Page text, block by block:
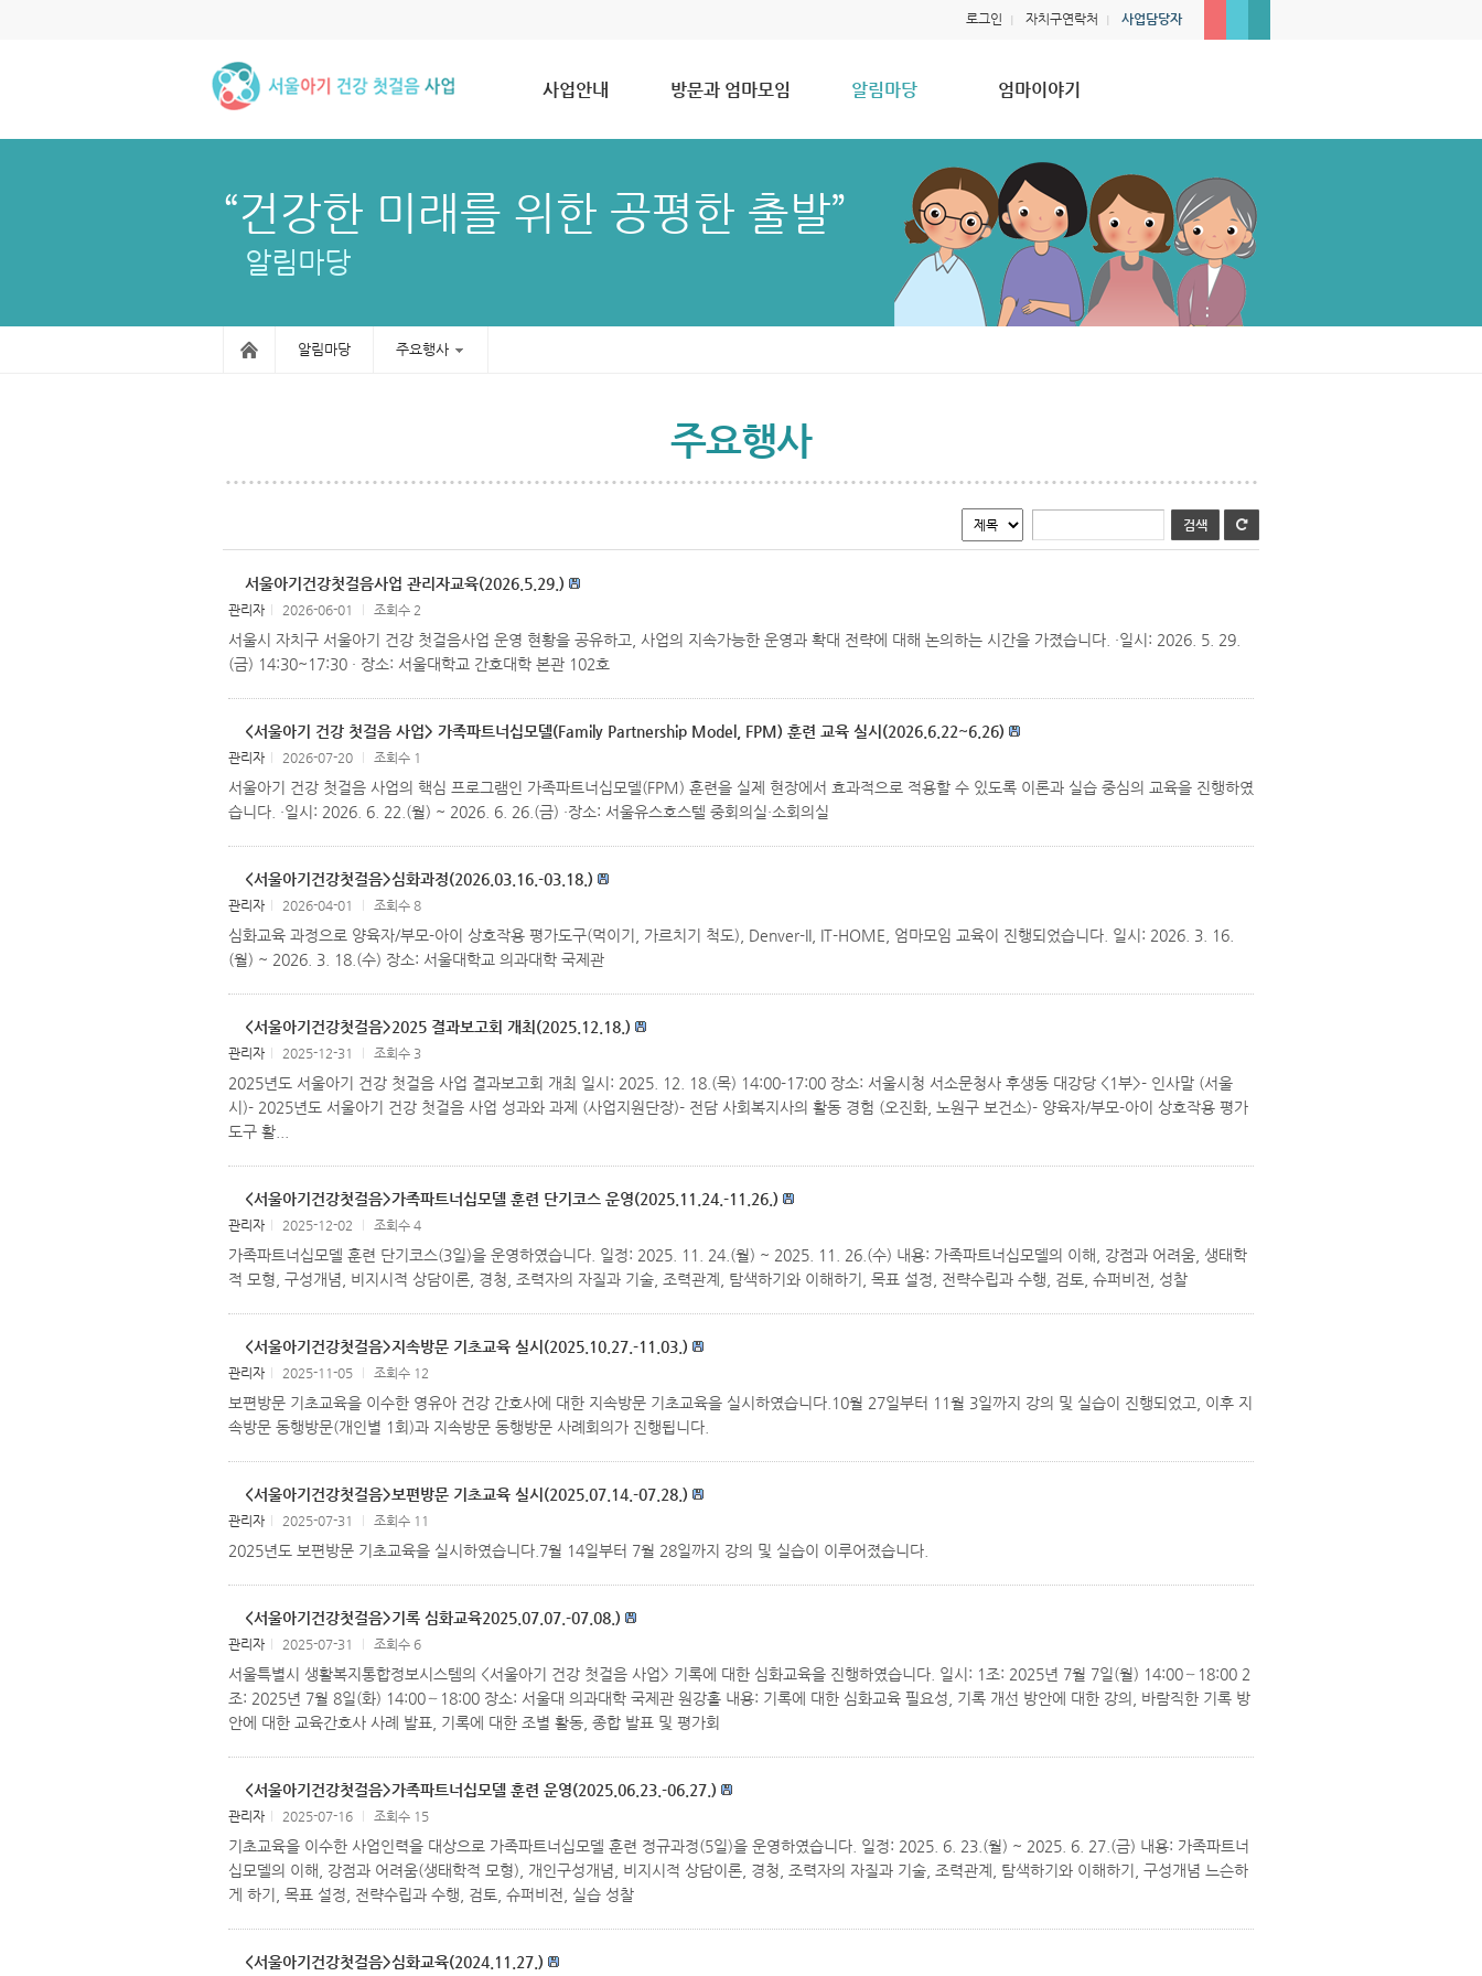
로그인 자치구연락처 사업담당자
사업안내 방문과 엄마모임 알림마당 엄마이야기
“건강한 미래를 위한 공평한 출발”
알림마당
알림마당 주요행사
주요행사
서울아기건강첫걸음사업 관리자교육(2026.5.29.)
관리자 2026-06-01 조회수 2
서울시 자치구 서울아기 건강 첫걸음사업 운영 현황을 공유하고, 사업의 지속가능한 운영과 확대 전략에 대해 논의하는 시간을 가졌습니다. ·일시: 2026. 5. 29.
(금) 14:30~17:30 · 장소: 서울대학교 간호대학 본관 102호
<서울아기 건강 첫걸음 사업> 가족파트너십모델(Family Partnership Model, FPM) 훈련 교육 실시(2026.6.22~6.26)
관리자 2026-07-20 조회수 1
서울아기 건강 첫걸음 사업의 핵심 프로그램인 가족파트너십모델(FPM) 훈련을 실제 현장에서 효과적으로 적용할 수 있도록 이론과 실습 중심의 교육을 진행하였
습니다. ·일시: 2026. 6. 22.(월) ~ 2026. 6. 26.(금) ·장소: 서울유스호스텔 중회의실·소회의실
<서울아기건강첫걸음>심화과정(2026.03.16.-03.18.)
관리자 2026-04-01 조회수 8
심화교육 과정으로 양육자/부모-아이 상호작용 평가도구(먹이기, 가르치기 척도), Denver-II, IT-HOME, 엄마모임 교육이 진행되었습니다. 일시: 2026. 3. 16.
(월) ~ 2026. 3. 18.(수) 장소: 서울대학교 의과대학 국제관
<서울아기건강첫걸음>2025 결과보고회 개최(2025.12.18.)
관리자 2025-12-31 조회수 3
2025년도 서울아기 건강 첫걸음 사업 결과보고회 개최 일시: 2025. 12. 18.(목) 14:00-17:00 장소: 서울시청 서소문청사 후생동 대강당 <1부>- 인사말 (서울
시)- 2025년도 서울아기 건강 첫걸음 사업 성과와 과제 (사업지원단장)- 전담 사회복지사의 활동 경험 (오진화, 노원구 보건소)- 양육자/부모-아이 상호작용 평가
도구 활...
<서울아기건강첫걸음>가족파트너십모델 훈련 단기코스 운영(2025.11.24.-11.26.)
관리자 2025-12-02 조회수 4
가족파트너십모델 훈련 단기코스(3일)을 운영하였습니다. 일정: 2025. 11. 24.(월) ~ 2025. 11. 26.(수) 내용: 가족파트너십모델의 이해, 강점과 어려움, 생태학
적 모형, 구성개념, 비지시적 상담이론, 경청, 조력자의 자질과 기술, 조력관계, 탐색하기와 이해하기, 목표 설정, 전략수립과 수행, 검토, 슈퍼비전, 성찰
<서울아기건강첫걸음>지속방문 기초교육 실시(2025.10.27.-11.03.)
관리자 2025-11-05 조회수 12
보편방문 기초교육을 이수한 영유아 건강 간호사에 대한 지속방문 기초교육을 실시하였습니다.10월 27일부터 11월 3일까지 강의 및 실습이 진행되었고, 이후 지
속방문 동행방문(개인별 1회)과 지속방문 동행방문 사례회의가 진행됩니다.
<서울아기건강첫걸음>보편방문 기초교육 실시(2025.07.14.-07.28.)
관리자 2025-07-31 조회수 11
2025년도 보편방문 기초교육을 실시하였습니다.7월 14일부터 7월 28일까지 강의 및 실습이 이루어졌습니다.
<서울아기건강첫걸음>기록 심화교육2025.07.07.-07.08.)
관리자 2025-07-31 조회수 6
서울특별시 생활복지통합정보시스템의 <서울아기 건강 첫걸음 사업> 기록에 대한 심화교육을 진행하였습니다. 일시: 1조: 2025년 7월 7일(월) 14:00∼18:00 2
조: 2025년 7월 8일(화) 14:00∼18:00 장소: 서울대 의과대학 국제관 원강홀 내용: 기록에 대한 심화교육 필요성, 기록 개선 방안에 대한 강의, 바람직한 기록 방
안에 대한 교육간호사 사례 발표, 기록에 대한 조별 활동, 종합 발표 및 평가회
<서울아기건강첫걸음>가족파트너십모델 훈련 운영(2025.06.23.-06.27.)
관리자 2025-07-16 조회수 15
기초교육을 이수한 사업인력을 대상으로 가족파트너십모델 훈련 정규과정(5일)을 운영하였습니다. 일정: 2025. 6. 23.(월) ~ 2025. 6. 27.(금) 내용: 가족파트너
십모델의 이해, 강점과 어려움(생태학적 모형), 개인구성개념, 비지시적 상담이론, 경청, 조력자의 자질과 기술, 조력관계, 탐색하기와 이해하기, 구성개념 느슨하
게 하기, 목표 설정, 전략수립과 수행, 검토, 슈퍼비전, 실습 성찰
<서울아기건강첫걸음>심화교육(2024.11.27.)